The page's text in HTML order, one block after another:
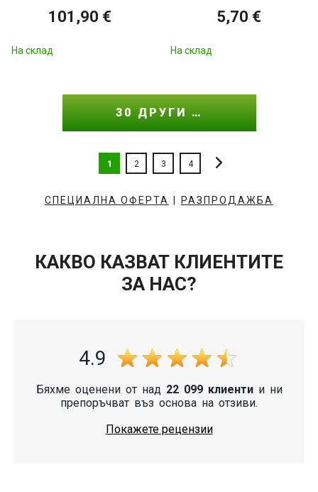
101,90 €
На склад
5,70 €
На склад
30 ДРУГИ …
1 2 3 4
СПЕЦИАЛНА ОФЕРТА РАЗПРОДАЖБА
КАКВО КАЗВАТ КЛИЕНТИТЕ
ЗА НАС?
4.9
Бяхме оценени от над 22 099 клиентии ни
препоръчват въз основа на отзиви.
Покажете рецензии